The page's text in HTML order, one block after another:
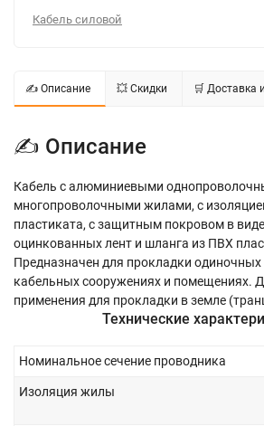
Кабель силовой
✍ Описание 💥 Скидки 🛒 Доставка
✍ Описание
Кабель с алюминиевыми
многопроволочными жилами, с
пластиката, с защитным покровом в
оцинкованных лент и шланга из ПВХ
Предназначен для прокладки
кабельных сооружениях и помещениях.
применения для прокладки в земле
Технические
Номинальное сечение проводника
Изоляция жилы